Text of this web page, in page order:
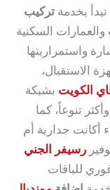
بخدمة تركيب
السكنية
واستمراريتها
الاستقبال،
الكويت بشبكة
تنوعاً، كما
أكانت جدارية أم
رسيفر الجني
للباقات